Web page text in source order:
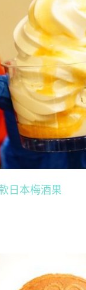
日本梅酒果